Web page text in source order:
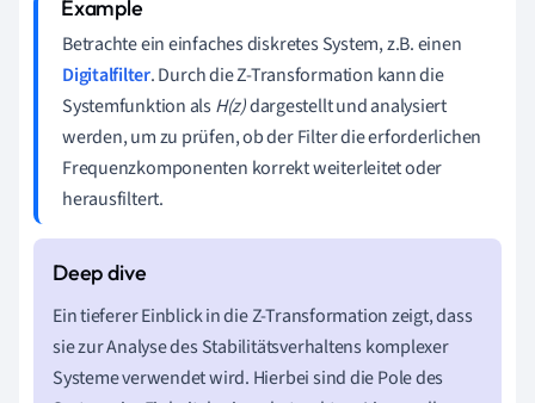
Betrachte ein einfaches diskretes System, z.B. einen
Digitalfilter. Durch die Z-Transformation kann die
Systemfunktion alsH(z)dargestellt und analysiert
werden, um zu prüfen, ob der Filter die erforderlichen
Frequenzkomponenten korrekt weiterleitet oder
herausfiltert.
Ein tieferer Einblick in die Z-Transformation zeigt, dass
sie zur Analyse des Stabilitätsverhaltens komplexer
Systeme verwendet wird. Hierbei sind die Pole des